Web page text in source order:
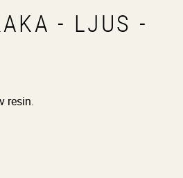
- LJUS -
resin.